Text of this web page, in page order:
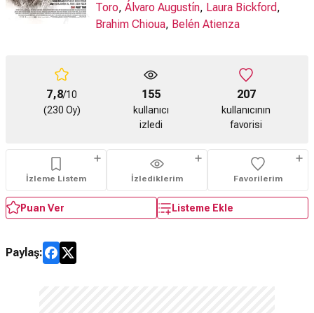
Toro, Álvaro Augustín, Laura Bickford,
Brahim Chioua, Belén Atienza
7,8/10
(230 Oy)
155
kullanıcı
izledi
207
kullanıcının
favorisi
İzleme Listem İzlediklerim Favorilerim
Puan Ver Listeme Ekle
Paylaş: